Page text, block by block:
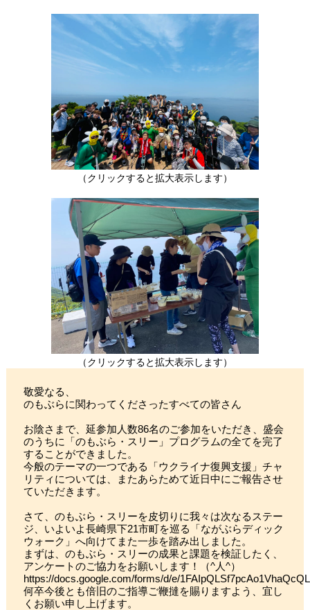
（クリックすると拡大表示します）
（クリックすると拡大表示します）
敬愛なる、
のもぶらに関わってくださったすべての皆さん
お陰さまで、延参加人数86名のご参加をいただき、盛会
のうちに「のもぶら・スリー」プログラムの全てを完了
することができました。
今般のテーマの一つである「ウクライナ復興支援」チャ
リティについては、またあらためて近日中にご報告させ
ていただきます。
さて、のもぶら・スリーを皮切りに我々は次なるステー
ジ、いよいよ長崎県下21市町を巡る「ながぶらディック
ウォーク」へ向けてまた一歩を踏み出しました。
まずは、のもぶら・スリーの成果と課題を検証したく、
アンケートのご協力をお願いします！（^人^）
https://docs.google.com/forms/d/e/
何卒今後とも倍旧のご指導ご鞭撻を賜りますよう、宜し
くお願い申し上げます。